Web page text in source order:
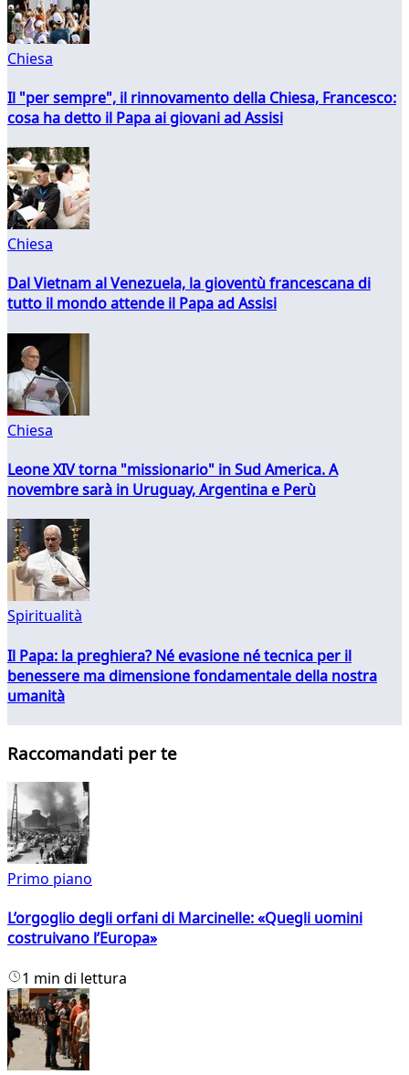
Chiesa
Il "per sempre", il rinnovamento della Chiesa, Francesco:
cosa ha detto il Papa ai giovani ad Assisi
Chiesa
Dal Vietnam al Venezuela, la gioventù francescana di
tutto il mondo attende il Papa ad Assisi
Chiesa
Leone XIV torna "missionario" in Sud America. A
novembre sarà in Uruguay, Argentina e Perù
Spiritualità
Il Papa: la preghiera? Né evasione né tecnica per il
benessere ma dimensione fondamentale della nostra
umanità
Raccomandati per te
Primo piano
L’orgoglio degli orfani di Marcinelle: «Quegli uomini
costruivano l’Europa»
1 min di lettura